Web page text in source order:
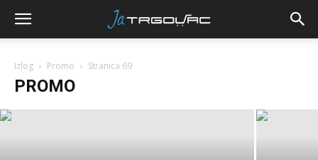
Izlog Promo Stranica 69
PROMO
PROMO
Zatražite BESPLATNO
preuzimanje CHEP plavih paleta!
20.07.2026.